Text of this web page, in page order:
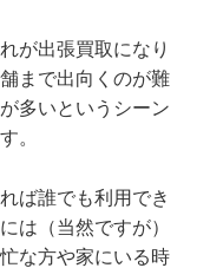
が出張買取になり
まで出向くのが難
多いというシーン
。
ば誰でも利用でき
は（当然ですが）
な方や家にいる時